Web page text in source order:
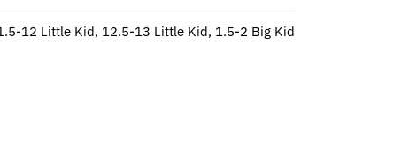
12 Little Kid, 12.5-13 Little Kid, 1.5-2 Big Kid